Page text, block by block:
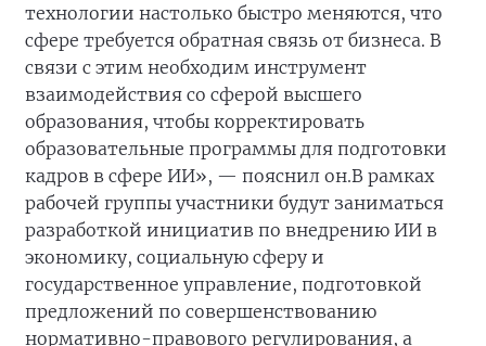
технологии настолько быстро меняются, что
сфере требуется обратная связь от бизнеса. В
связи с этим необходим инструмент
взаимодействия со сферой высшего
образования, чтобы корректировать
образовательные программы для подготовки
кадров в сфере ИИ», — пояснил он.В рамках
рабочей группы участники будут заниматься
разработкой инициатив по внедрению ИИ в
экономику, социальную сферу и
государственное управление, подготовкой
предложений по совершенствованию
нормативно-правового регулирования, а